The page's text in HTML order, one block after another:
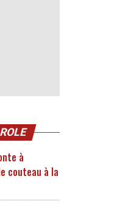
à
couteau à la